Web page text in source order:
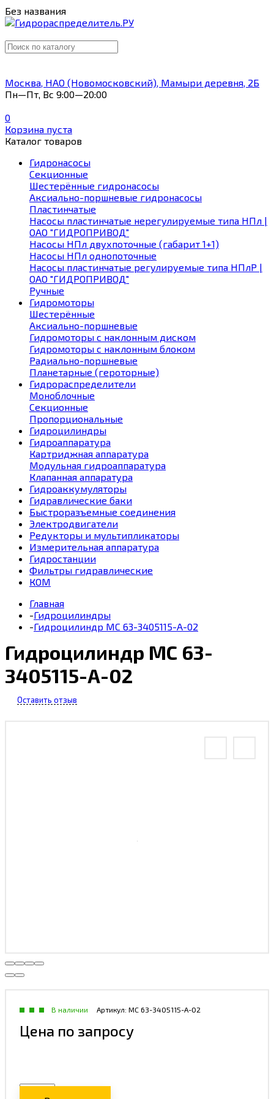
Без названия
Москва, НАО (Новомосковский), Мамыри деревня, 2Б
Пн—Пт, Вс 9:00—20:00
0
Корзина пуста
Каталог товаров
Гидронасосы
Секционные
Шестерённые гидронасосы
Аксиально-поршневые гидронасосы
Пластинчатые
Насосы пластинчатые нерегулируемые типа НПл |
ОАО "ГИДРОПРИВОД"
Насосы НПл двухпоточные (габарит 1+1)
Насосы НПл однопоточные
Насосы пластинчатые регулируемые типа НПлР |
ОАО "ГИДРОПРИВОД"
Ручные
Гидромоторы
Шестерённые
Аксиально-поршневые
Гидромоторы с наклонным диском
Гидромоторы с наклонным блоком
Радиально-поршневые
Планетарные (героторные)
Гидрораспределители
Моноблочные
Секционные
Пропорциональные
Гидроцилиндры
Гидроаппаратура
Картриджная аппаратура
Модульная гидроаппаратура
Клапанная аппаратура
Гидроаккумуляторы
Гидравлические баки
Быстроразъемные соединения
Электродвигатели
Редукторы и мультипликаторы
Измерительная аппаратура
Гидростанции
Фильтры гидравлические
КОМ
Главная
-Гидроцилиндры
-Гидроцилиндр MC 63-3405115-А-02
Гидроцилиндр MC 63-
3405115-А-02
Оставить отзыв
Артикул: MC 63-3405115-А-02
В наличии
Цена по запросу